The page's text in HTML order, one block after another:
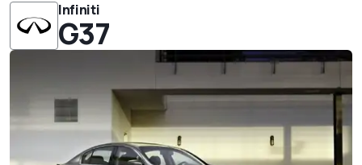
Infiniti
G37